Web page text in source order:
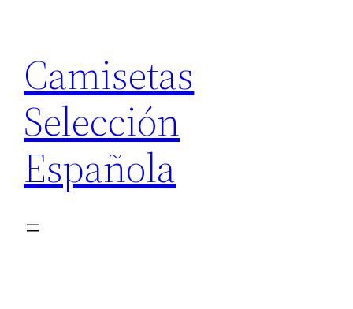
contenido
Camisetas
Selección
Española